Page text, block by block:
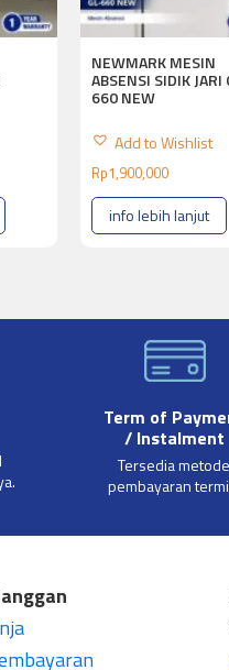
NEWMARK MESIN
ABSENSI SIDIK JARI
660 NEW
Add to Wishlist
Rp1,900,000
info lebih lanjut
Term of
/ Instalment
Tersedia metode
pembayaran